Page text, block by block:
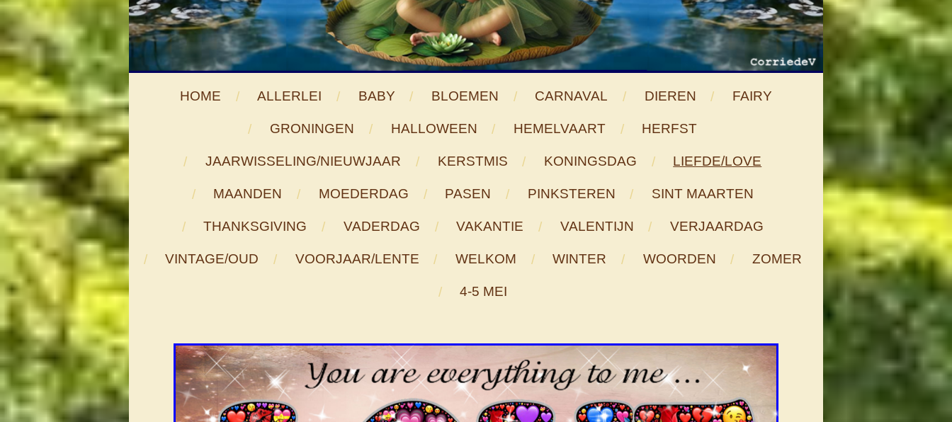
HOME ALLERLEI BABY BLOEMEN CARNAVAL DIEREN FAIRY
GRONINGEN HALLOWEEN HEMELVAART HERFST
JAARWISSELING/NIEUWJAAR KERSTMIS KONINGSDAG LIEFDE/LOVE
MAANDEN MOEDERDAG PASEN PINKSTEREN SINT MAARTEN
THANKSGIVING VADERDAG VAKANTIE VALENTIJN VERJAARDAG
VINTAGE/OUD VOORJAAR/LENTE WELKOM WINTER WOORDEN ZOMER
4-5 MEI